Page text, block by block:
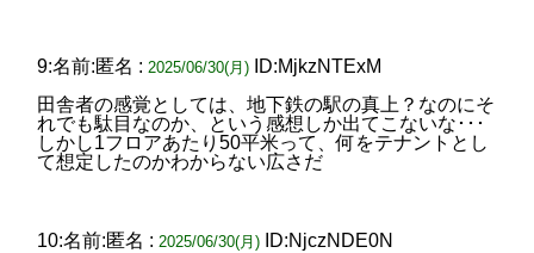
9:名前:匿名 : 2025/06/30(月)
ID:MjkzNTExM
田舎者の感覚としては、地下鉄の駅の真上？なのにそ
れでも駄目なのか、という感想しか出てこないな･･･
しかし1フロアあたり50平米って、何をテナントとし
て想定したのかわからない広さだ
10:名前:匿名 : 2025/06/30(月)
ID:NjczNDE0N